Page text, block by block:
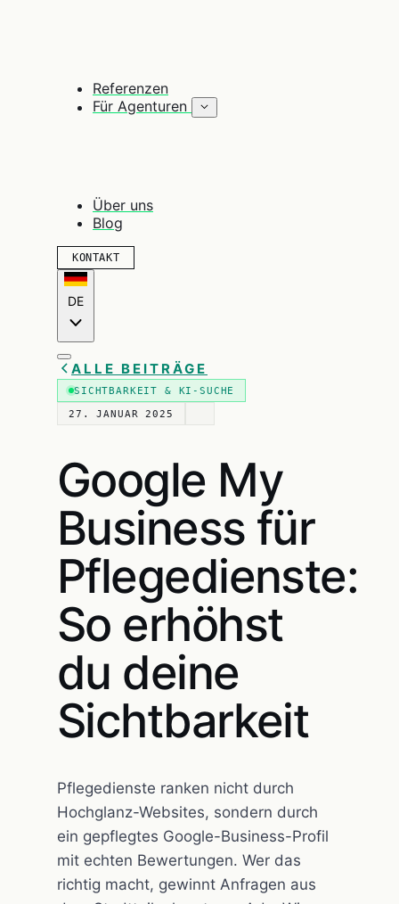
Referenzen
Für Agenturen
Über uns
Blog
KONTAKT
DE
ALLE BEITRÄGE
SICHTBARKEIT & KI-SUCHE
27. JANUAR 2025
Google My
Business für
Pflegedienste:
So erhöhst
du deine
Sichtbarkeit
Pflegedienste ranken nicht durch
Hochglanz-Websites, sondern durch
ein gepflegtes Google-Business-Profil
mit echten Bewertungen. Wer das
richtig macht, gewinnt Anfragen aus